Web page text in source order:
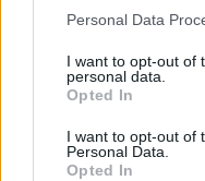
Personal Data
I want to opt-out of
personal data.
Opted In
I want to opt-out of
Personal Data.
Opted In